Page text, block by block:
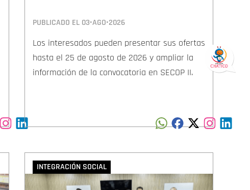
PUBLICADO EL 03•AGO•2026
Los interesados pueden presentar sus ofertas
hasta el 25 de agosto de 2026 y ampliar la
información de la convocatoria en SECOP II.
INTEGRACIÓN SOCIAL